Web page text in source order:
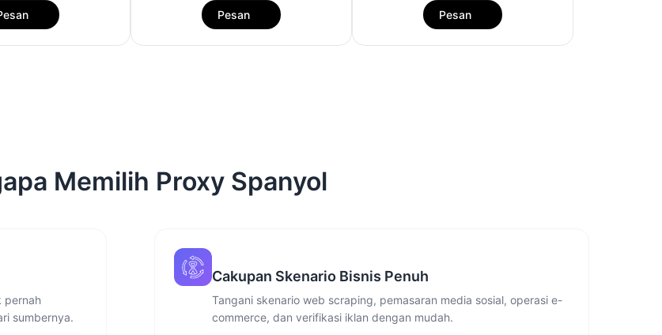
Pesan Pesan
Memilih Proxy Spanyol
pernah
sumbernya.
Cakupan Skenario Bisnis Penuh
Tangani skenario web scraping, pemasaran media sosial, operasi e-
commerce, dan verifikasi iklan dengan mudah.